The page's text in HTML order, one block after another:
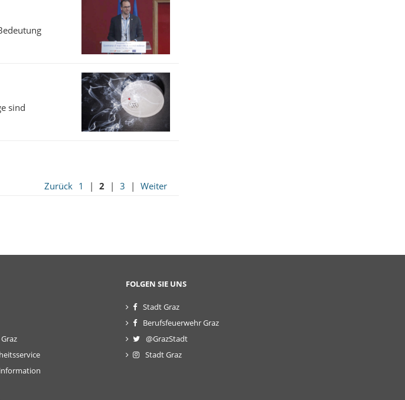
sind
Zurück 1 | 2 | 3 | Weiter
FOLGEN SIE UNS
Stadt Graz
Berufsfeuerwehr Graz
@GrazStadt
Stadt Graz